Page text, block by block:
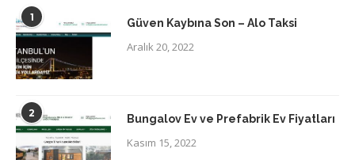
1 Güven Kaybına Son – Alo Taksi
Aralık 20, 2022
2 Bungalov Ev ve Prefabrik Ev Fiyatları
Kasım 15, 2022